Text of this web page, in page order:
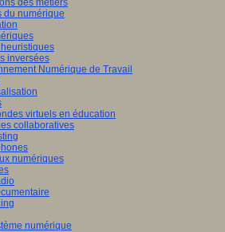
des métiers
du numérique
inversées
Numérique de Travail
virtuels en éducation
collaboratives
numériques
numérique